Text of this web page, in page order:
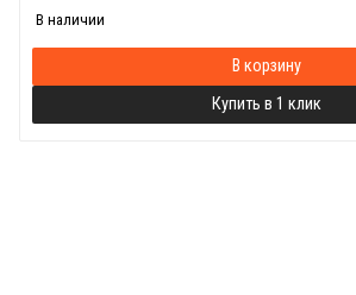
В наличии
В корзину
Купить в 1 клик